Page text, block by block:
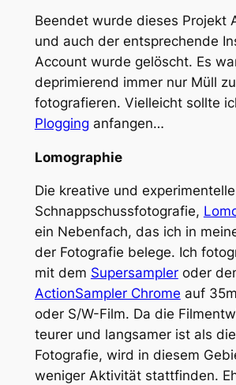
Beendet wurde dieses Projekt
und auch der entsprechende
Account wurde gelöscht. Es
deprimierend immer nur Müll zu
fotografieren. Vielleicht sollte
Plogging anfangen…
Lomographie
Die kreative und experimentelle
Schnappschussfotografie,
ein Nebenfach, das ich in
der Fotografie belege. Ich
mit dem Supersampleroder
ActionSampler Chrome auf
oder S/W-Film. Da die
teurer und langsamer ist als
Fotografie, wird in diesem
weniger Aktivität stattfinden.